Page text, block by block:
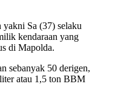
yakni Sa (37) selaku
kendaraan yang
di Mapolda.
sebanyak 50 derigen,
atau 1,5 ton BBM